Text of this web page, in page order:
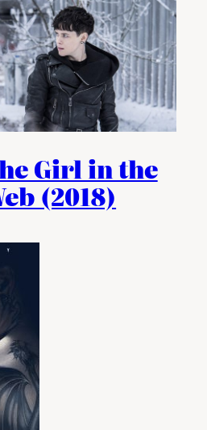
Girl in the
(2018)